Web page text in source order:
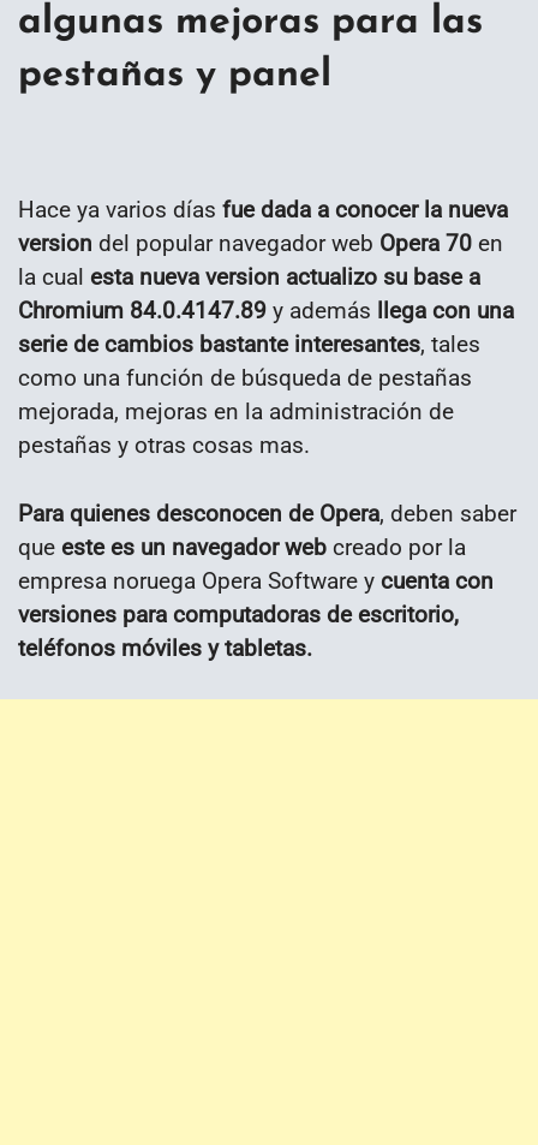
algunas mejoras para las
pestañas y panel
Hace ya varios días fue dada a conocer la nueva
version del popular navegador web Opera 70 en
la cual esta nueva version actualizo su base a
Chromium 84.0.4147.89 y además llega con una
serie de cambios bastante interesantes, tales
como una función de búsqueda de pestañas
mejorada, mejoras en la administración de
pestañas y otras cosas mas.
Para quienes desconocen de Opera, deben saber
que este es un navegador web creado por la
empresa noruega Opera Software y cuenta con
versiones para computadoras de escritorio,
teléfonos móviles y tabletas.